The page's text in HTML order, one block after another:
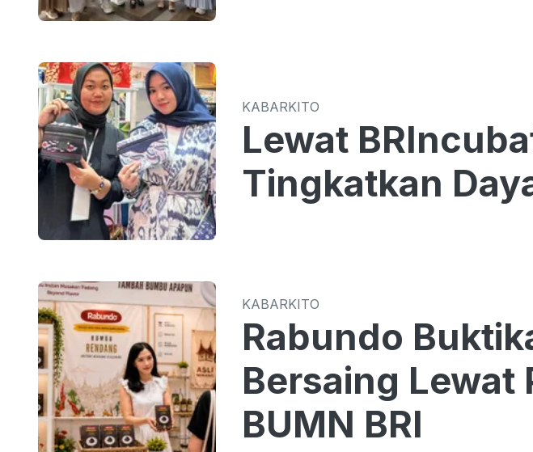
KABARKITO
Lewat
Tingkatkan
KABARKITO
Rabundo
Bersaing Lewat
BUMN BRI